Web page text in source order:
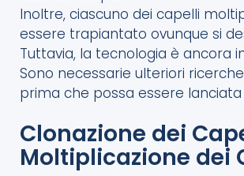
Inoltre, ciascuno dei capelli
essere trapiantato ovunque si
Tuttavia, la tecnologia è ancora
Sono necessarie ulteriori
prima che possa essere
Clonazione dei
Moltiplicazione dei